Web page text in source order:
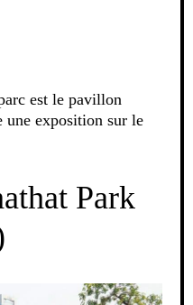
est le pavillon
une exposition sur le
Park